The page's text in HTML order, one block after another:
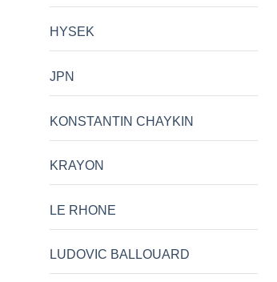
HYSEK
JPN
KONSTANTIN CHAYKIN
KRAYON
LE RHONE
LUDOVIC BALLOUARD
LEATHER WATCH
o’Clock
o'Clock
ROLL 2 Verse o’Clock
¥60,500
Leather,Verse o'Clock